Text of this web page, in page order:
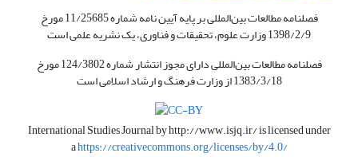
فصلنامه مطالعات بین‌المللی بر پایه آیین نامه شماره 11/25685 مورخ
1398/2/9 وزارت علوم، تحقیقات و فناوری، یک نشریه علمی است
فصلنامه مطالعات بین‌المللی دارای مجوز انتشار شماره 124/3802 مورخ
1383/3/18 از وزارت فرهنگ و ارشاد اسلامی است
International Studies Journal byhttp://www.isjq.ir/is licensed under
ahttps://creativecommons.org/licenses/by/4.0/